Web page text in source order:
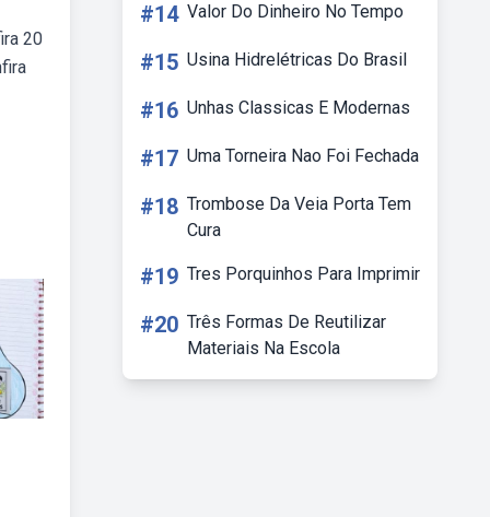
20
#14 Valor Do Dinheiro No Tempo
#15 Usina Hidrelétricas Do Brasil
#16 Unhas Classicas E Modernas
#17 Uma Torneira Nao Foi Fechada
#18 Trombose Da Veia Porta Tem
Cura
#19 Tres Porquinhos Para Imprimir
#20 Três Formas De Reutilizar
Materiais Na Escola